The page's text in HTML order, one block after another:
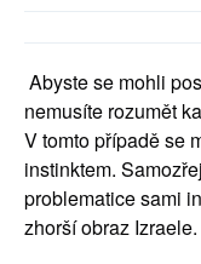
Abyste se mohli
nemusíte rozumět
V tomto případě se
instinktem.
problematicesami
zhorší obraz Izraele.